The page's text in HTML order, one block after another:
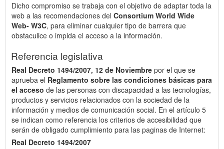
Dicho compromiso se trabaja con el objetivo de adaptar toda la
web a las recomendaciones del Consortium World Wide
Web- W3C, para eliminar cualquier tipo de barrera que
obstaculice o impida el acceso a la información.
Referencia legislativa
Real Decreto 1494/2007, 12 de Noviembre por el que se
aprueba el Reglamento sobre las condiciones básicas para
el acceso de las personas con discapacidad a las tecnologías,
productos y servicios relacionados con la sociedad de la
información y medios de comunicación social. En el artículo 5
se indican como referencia los criterios de accesibilidad que
serán de obligado cumplimiento para las paginas de Internet:
Real Decreto 1494/2007